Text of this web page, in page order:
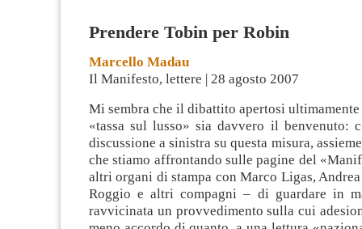
Prendere Tobin per Robin
Marcello Madau
Il Manifesto, lettere | 28 agosto 2007
Mi sembra che il dibattito apertosi
«tassa sul lusso» sia davvero il benvenuto:
discussione a sinistra su questa misura,
che stiamo affrontando sulle pagine del
altri organi di stampa con Marco Ligas, Andrea
Roggio e altri compagni – di guardare in
ravvicinata un provvedimento sulla cui